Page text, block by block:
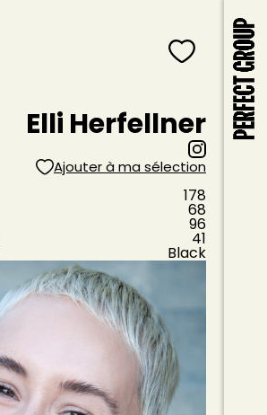
Elli Herfellner
Ajouter à ma sélection
178
68
96
41
Black